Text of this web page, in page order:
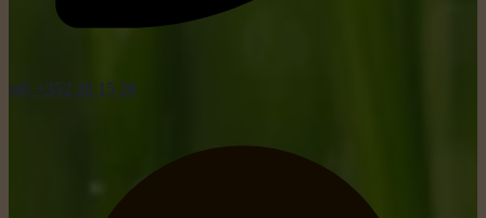
tel: +352 26 15 26